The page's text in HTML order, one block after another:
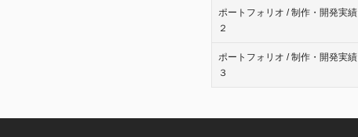
ポートフォリオ / 制作・開発実績
２
ポートフォリオ / 制作・開発実績
３